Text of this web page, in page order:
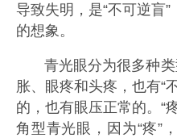
导致失明，是“不可逆盲
的想象。
青光眼分为很多种
胀、眼疼和头疼，也有“
的，也有眼压正常的。“
角型青光眼，因为“疼”